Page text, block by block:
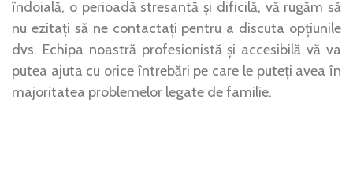
îndoială, o perioadă stresantă și dificilă, vă rugăm să
nu ezitați să ne contactați pentru a discuta opțiunile
dvs. Echipa noastră profesionistă și accesibilă vă va
putea ajuta cu orice întrebări pe care le puteți avea în
majoritatea problemelor legate de familie.